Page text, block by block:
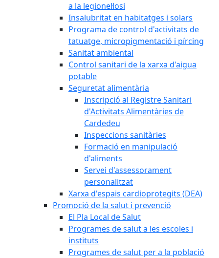
a la legionel·losi
Insalubritat en habitatges i solars
Programa de control d'activitats de
tatuatge, micropigmentació i pírcing
Sanitat ambiental
Control sanitari de la xarxa d'aigua
potable
Seguretat alimentària
Inscripció al Registre Sanitari
d'Activitats Alimentàries de
Cardedeu
Inspeccions sanitàries
Formació en manipulació
d'aliments
Servei d'assessorament
personalitzat
Xarxa d'espais cardioprotegits (DEA)
Promoció de la salut i prevenció
El Pla Local de Salut
Programes de salut a les escoles i
instituts
Programes de salut per a la població